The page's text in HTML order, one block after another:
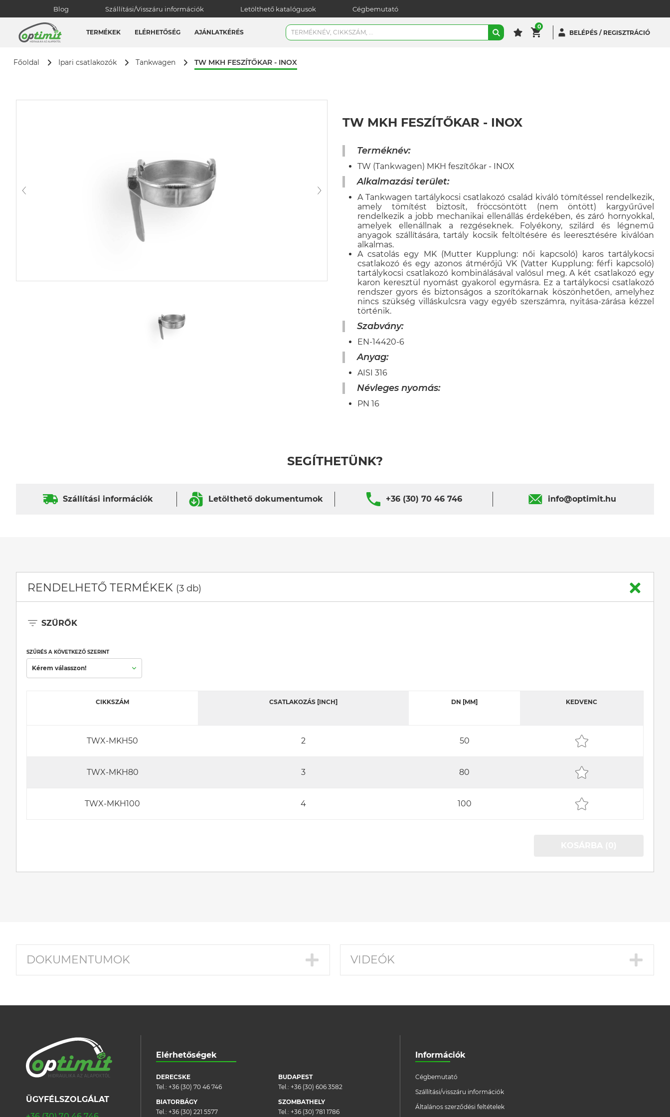
Blog Szállítási/Visszáru információk Letölthető katalógusok Cégbemutató
TERMÉKEK ELÉRHETŐSÉG AJÁNLATKÉRÉS
0
BELÉPÉS / REGISZTRÁCIÓ
Főoldal Ipari csatlakozók Tankwagen TW MKH FESZÍTŐKAR - INOX
TW MKH FESZÍTŐKAR - INOX
Terméknév:
TW (Tankwagen) MKH feszítőkar - INOX
Alkalmazási terület:
A Tankwagen tartálykocsi csatlakozó család kiváló tömítéssel rendelkezik,
amely tömítést biztosít, fröccsöntött (nem öntött) kargyűrűvel
rendelkezik a jobb mechanikai ellenállás érdekében, és záró hornyokkal,
amelyek ellenállnak a rezgéseknek. Folyékony, szilárd és légnemű
anyagok szállítására, tartály kocsik feltöltésére és leeresztésére kiválóan
alkalmas.
A csatolás egy MK (Mutter Kupplung: női kapcsoló) karos tartálykocsi
csatlakozó és egy azonos átmérőjű VK (Vatter Kupplung: férfi kapcsoló)
tartálykocsi csatlakozó kombinálásával valósul meg. A két csatlakozó egy
karon keresztül nyomást gyakorol egymásra. Ez a tartálykocsi csatlakozó
rendszer gyors és biztonságos a szorítókarnak köszönhetően, amelyhez
nincs szükség villáskulcsra vagy egyéb szerszámra, nyitása-zárása kézzel
történik.
Szabvány:
EN-14420-6
Anyag:
AISI 316
Névleges nyomás:
PN 16
SEGÍTHETÜNK?
Szállítási információk Letölthető dokumentumok +36 (30) 70 46 746 info@optimit.hu
RENDELHETŐ TERMÉKEK (3 db)
SZŰRŐK
SZŰRÉS A KÖVETKEZŐ SZERINT
Kérem válasszon!
CIKKSZÁM CSATLAKOZÁS [INCH] DN [MM] KEDVENC
TWX-MKH50 2 50
TWX-MKH80 3 80
TWX-MKH100 4 100
DOKUMENTUMOK VIDEÓK
ÜGYFÉLSZOLGÁLAT
Elérhetőségek
DERECSKE
Tel.: +36 (30) 70 46 746
BIATORBÁGY
Tel.: +36 (30) 221 5577
BUDAPEST
Tel.: +36 (30) 606 3582
SZOMBATHELY
Tel.: +36 (30) 781 1786
Információk
Cégbemutató
Szállítási/visszáru információk
Általános szerződési feltételek